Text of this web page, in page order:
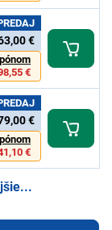
€
€
€
€